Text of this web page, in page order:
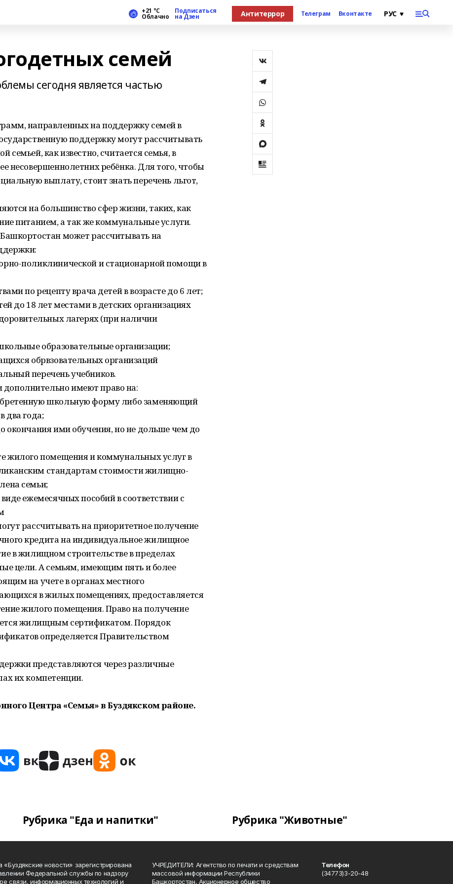
+21 °С
Облачно
Подписаться
на Дзен Антитеррор Телеграм Вконтакте
семей
сегодня является частью
направленных на поддержку семей в
поддержку могут рассчитывать
семьей, как известно, считается семья, в
несовершеннолетних ребёнка. Для того, чтобы
выплату, стоит знать перечень льгот,
на большинство сфер жизни, таких, как
питанием, а так же коммунальные услуги.
может рассчитывать на
поликлинической и стационарной помощи в
по рецепту врача детей в возрасте до 6 лет;
до 18 лет местами в детских организациях
лагерях (при наличии
образовательные организации;
обрвзовательных организаций
перечень учебников.
имеют право на:
школьную форму либо заменяющий
два года;
окончания ими обучения, но не дольше чем до
жилого помещения и коммунальных услуг в
стандартам стоимости жилищно-
семьи;
ежемесячных пособий в соответствии с
рассчитывать на приоритетное получение
кредита на индивидуальное жилищное
в жилищном строительстве в пределах
цели. А семьям, имеющим пять и более
на учете в органах местного
в жилых помещениях, предоставляется
жилого помещения. Право на получение
жилищным сертификатом. Порядок
определяется Правительством
представляются через различные
их компетенции.
Центра «Семья» в Буздякском районе.
Рубрика "Еда и напитки" Рубрика "Животные"
«Буздякские новости» зарегистрирована
Федеральной службы по надзору
связи, информационных технологий и
УЧРЕДИТЕЛИ: Агентство по печати и средствам
массовой информации Республики
Башкортостан, Акционерное общество
Телефон
(34773)3-20-48